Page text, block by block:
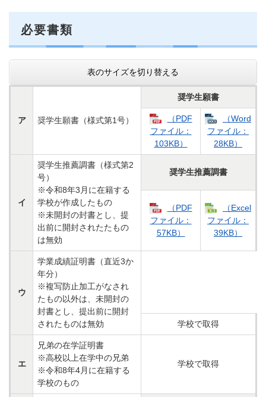
必要書類
表のサイズを切り替える
ア 奨学生願書（様式第1号）
奨学生願書
（PDF
ファイル：
103KB）
（Word
ファイル：
28KB）
イ
奨学生推薦調書（様式第2
号）
※令和8年3月に在籍する
学校が作成したもの
※未開封の封書とし、提
出前に開封されたたもの
は無効
奨学生推薦調書
（PDF
ファイル：
57KB）
（Excel
ファイル：
39KB）
ウ
学業成績証明書（直近3か
年分）
※複写防止加工がなされ
たもの以外は、未開封の
封書とし、提出前に開封
されたものは無効
学校で取得
エ
兄弟の在学証明書
※高校以上在学中の兄弟
※令和8年4月に在籍する
学校のもの
学校で取得